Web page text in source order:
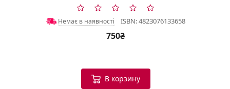
Немає в наявності ISBN: 4823076133658
750₴
В корзину